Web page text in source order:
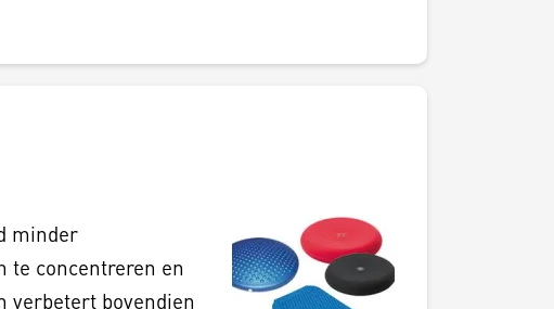
minder
te concentreren en
verbetert bovendien